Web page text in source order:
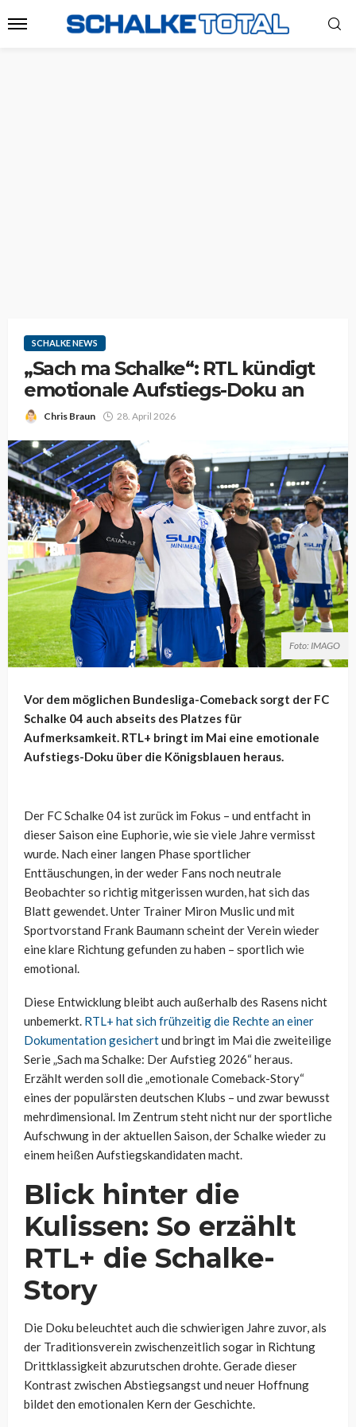
SCHALKE NEWS
„Sach ma Schalke“: RTL kündigt
emotionale Aufstiegs-Doku an
Chris Braun 28. April 2026
Foto: IMAGO
Vor dem möglichen Bundesliga-Comeback sorgt der FC
Schalke 04 auch abseits des Platzes für
Aufmerksamkeit. RTL+ bringt im Mai eine emotionale
Aufstiegs-Doku über die Königsblauen heraus.
Der FC Schalke 04 ist zurück im Fokus – und entfacht in
dieser Saison eine Euphorie, wie sie viele Jahre vermisst
wurde. Nach einer langen Phase sportlicher
Enttäuschungen, in der weder Fans noch neutrale
Beobachter so richtig mitgerissen wurden, hat sich das
Blatt gewendet. Unter Trainer Miron Muslic und mit
Sportvorstand Frank Baumann scheint der Verein wieder
eine klare Richtung gefunden zu haben – sportlich wie
emotional.
Diese Entwicklung bleibt auch außerhalb des Rasens nicht
unbemerkt. RTL+ hat sich frühzeitig die Rechte an einer
Dokumentation gesichertund bringt im Mai die zweiteilige
Serie „Sach ma Schalke: Der Aufstieg 2026“ heraus.
Erzählt werden soll die „emotionale Comeback-Story“
eines der populärsten deutschen Klubs – und zwar bewusst
mehrdimensional. Im Zentrum steht nicht nur der sportliche
Aufschwung in der aktuellen Saison, der Schalke wieder zu
einem heißen Aufstiegskandidaten macht.
Blick hinter die
Kulissen: So erzählt
RTL+ die Schalke-
Story
Die Doku beleuchtet auch die schwierigen Jahre zuvor, als
der Traditionsverein zwischenzeitlich sogar in Richtung
Drittklassigkeit abzurutschen drohte. Gerade dieser
Kontrast zwischen Abstiegsangst und neuer Hoffnung
bildet den emotionalen Kern der Geschichte.